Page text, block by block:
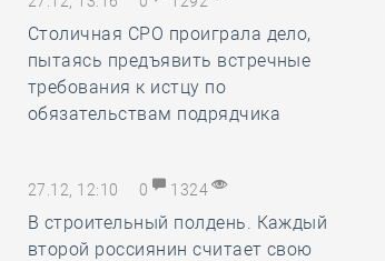
Столичная СРО проиграла дело,
пытаясь предъявить встречные
требования к истцу по
обязательствам подрядчика
27.12, 12:10 0 1324
В строительный полдень. Каждый
второй россиянин считает свою